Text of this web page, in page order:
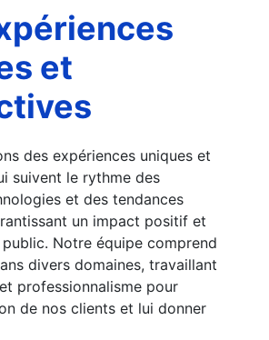
et
des expériences uniques et
suivent le rythme des
et des tendances
un impact positif et
Notre équipe comprend
divers domaines, travaillant
professionnalisme pour
de nos clients et lui donner